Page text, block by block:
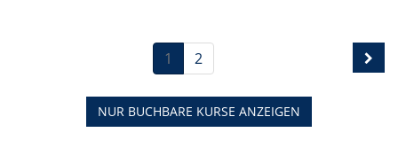
1 2
NUR BUCHBARE KURSE ANZEIGEN